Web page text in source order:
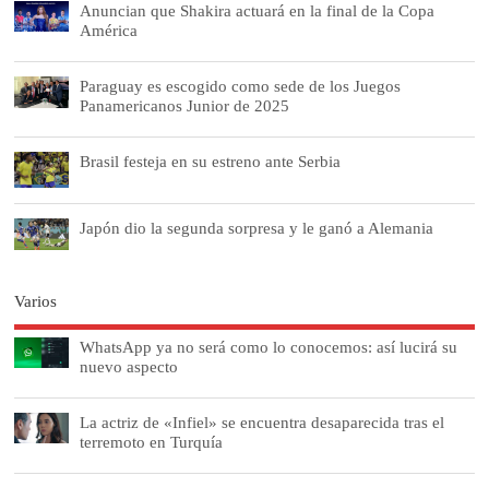
Anuncian que Shakira actuará en la final de la Copa
América
Paraguay es escogido como sede de los Juegos
Panamericanos Junior de 2025
Brasil festeja en su estreno ante Serbia
Japón dio la segunda sorpresa y le ganó a Alemania
Varios
WhatsApp ya no será como lo conocemos: así lucirá su
nuevo aspecto
La actriz de «Infiel» se encuentra desaparecida tras el
terremoto en Turquía